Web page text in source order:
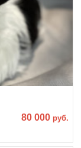
80 000 руб.